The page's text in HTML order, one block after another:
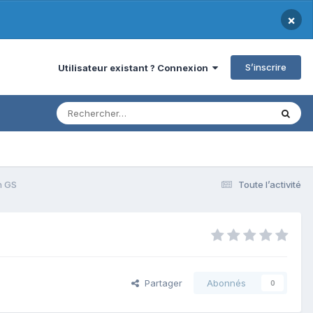
×
Utilisateur existant ? Connexion S’inscrire
Toute l’activité
GS
Partager Abonnés 0